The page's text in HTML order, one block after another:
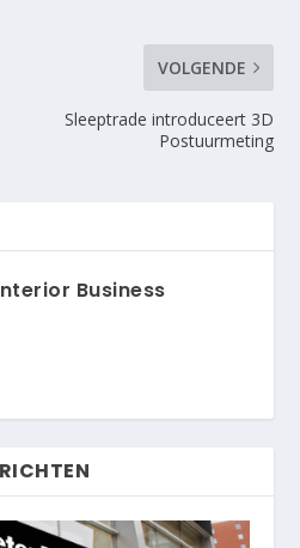
VOLGENDE
Sleeptrade introduceert 3D
Postuurmeting
Business